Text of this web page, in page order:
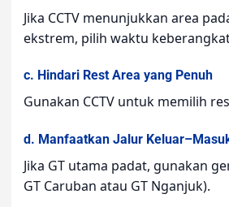
Jika CCTV menunjukkan area
ekstrem, pilih waktu
c. Hindari Rest Area yang Penuh
Gunakan CCTV untuk memilih
d. Manfaatkan Jalur
Jika GT utama padat, gunakan
GT Caruban atau GT Nganjuk).